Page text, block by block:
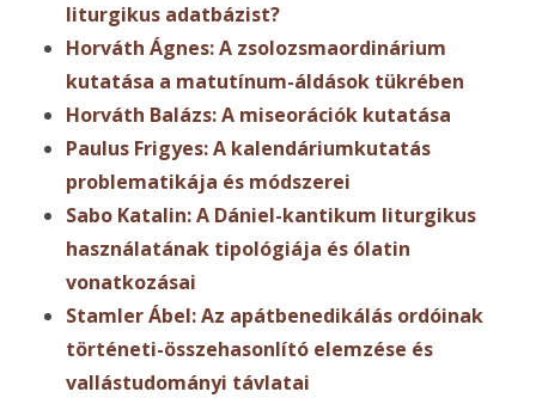
liturgikus adatbázist?
Horváth Ágnes: A zsolozsmaordinárium
kutatása a matutínum-áldások tükrében
Horváth Balázs: A miseorációk kutatása
Paulus Frigyes: A kalendáriumkutatás
problematikája és módszerei
Sabo Katalin: A Dániel-kantikum liturgikus
használatának tipológiája és ólatin
vonatkozásai
Stamler Ábel: Az apátbenedikálás ordóinak
történeti-összehasonlító elemzése és
vallástudományi távlatai